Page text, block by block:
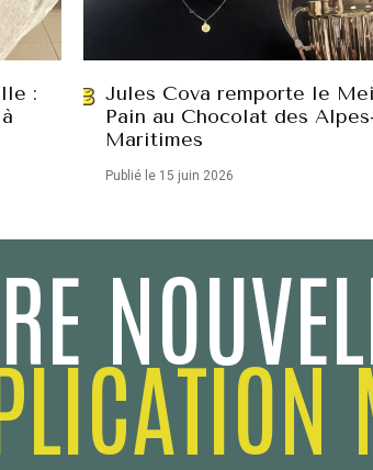
:
Jules Cova remporte le
Pain au Chocolat des
Maritimes
Publié le 15 juin 2026